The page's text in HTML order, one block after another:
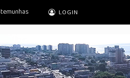
LOGIN